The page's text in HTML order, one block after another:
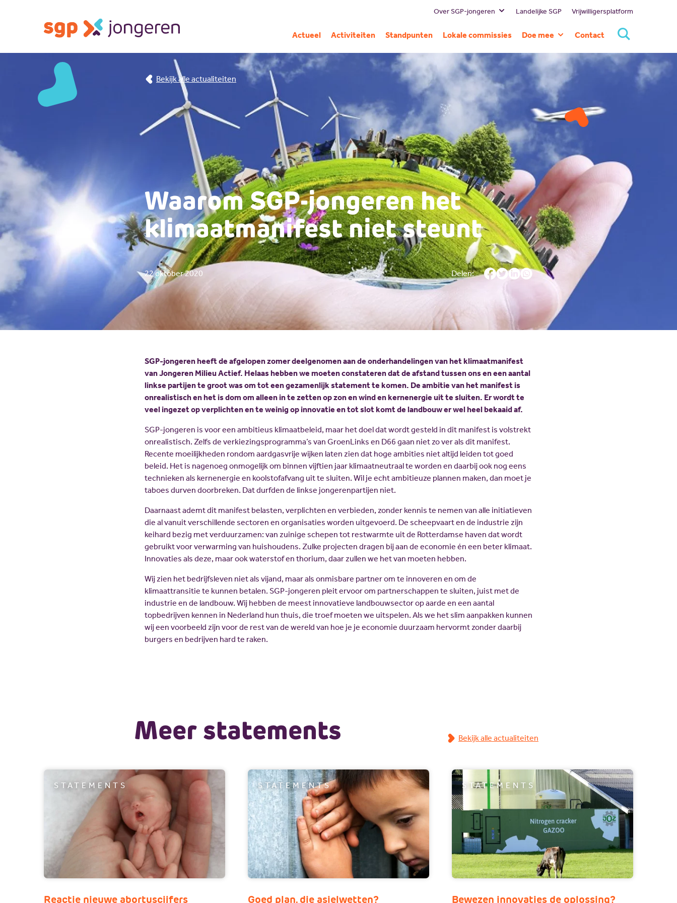
Over SGP-jongeren
Bestuur
Geschiedenis
Commissies
Partners
ANBI
Landelijke SGP Vrijwilligersplatform
Actueel Activiteiten Standpunten Lokale commissies Doe mee
Lid worden
Doneren
Sponsoren
Magazines
Vacatures
Scholing
Nieuw politiek talent
Gastlessen
Activiteitenkalender
Spreekbeurtpakket
JV Pakket
Contact
Bekijk alle actualiteiten
Waarom SGP-jongeren het
klimaatmanifest niet steunt
22 oktober 2020 Delen:
SGP-jongeren heeft de afgelopen zomer deelgenomen aan de onderhandelingen van het klimaatmanifest
van Jongeren Milieu Actief. Helaas hebben we moeten constateren dat de afstand tussen ons en een aantal
linkse partijen te groot was om tot een gezamenlijk statement te komen. De ambitie van het manifest is
onrealistisch en het is dom om alleen in te zetten op zon en wind en kernenergie uit te sluiten. Er wordt te
veel ingezet op verplichten en te weinig op innovatie en tot slot komt de landbouw er wel heel bekaaid af.
SGP-jongeren is voor een ambitieus klimaatbeleid, maar het doel dat wordt gesteld in dit manifest is volstrekt
onrealistisch. Zelfs de verkiezingsprogramma’s van GroenLinks en D66 gaan niet zo ver als dit manifest.
Recente moeilijkheden rondom aardgasvrije wijken laten zien dat hoge ambities niet altijd leiden tot goed
beleid. Het is nagenoeg onmogelijk om binnen vijftien jaar klimaatneutraal te worden en daarbij ook nog eens
technieken als kernenergie en koolstofafvang uit te sluiten. Wil je echt ambitieuze plannen maken, dan moet je
taboes durven doorbreken. Dat durfden de linkse jongerenpartijen niet.
Daarnaast ademt dit manifest belasten, verplichten en verbieden, zonder kennis te nemen van alle initiatieven
die al vanuit verschillende sectoren en organisaties worden uitgevoerd. De scheepvaart en de industrie zijn
keihard bezig met verduurzamen: van zuinige schepen tot restwarmte uit de Rotterdamse haven dat wordt
gebruikt voor verwarming van huishoudens. Zulke projecten dragen bij aan de economie én een beter klimaat.
Innovaties als deze, maar ook waterstof en thorium, daar zullen we het van moeten hebben.
Wij zien het bedrijfsleven niet als vijand, maar als onmisbare partner om te innoveren en om de
klimaattransitie te kunnen betalen. SGP-jongeren pleit ervoor om partnerschappen te sluiten, juist met de
industrie en de landbouw. Wij hebben de meest innovatieve landbouwsector op aarde en een aantal
topbedrijven kennen in Nederland hun thuis, die troef moeten we uitspelen. Als we het slim aanpakken kunnen
wij een voorbeeld zijn voor de rest van de wereld van hoe je je economie duurzaam hervormt zonder daarbij
burgers en bedrijven hard te raken.
Meer statements Bekijk alle actualiteiten
STATEMENTS
Reactie nieuwe abortuscijfers
STATEMENTS
Goed plan, die asielwetten?
STATEMENTS
Bewezen innovaties de oplossing?